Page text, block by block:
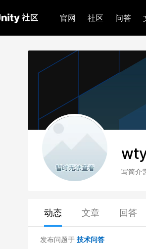
官网 社区 问答
写简介
动态 文章 回答
发布问题于 技术问答